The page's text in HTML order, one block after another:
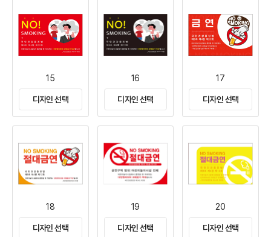
15
디자인 선택
16
디자인 선택
17
디자인 선택
18
디자인 선택
19
디자인 선택
20
디자인 선택